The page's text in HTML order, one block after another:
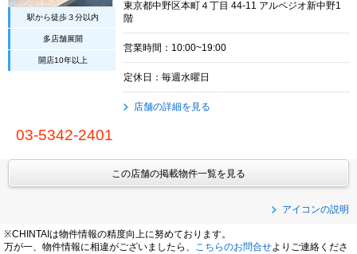
駅から徒歩３分以内
多店舗展開
開店10年以上
東京都中野区本町４丁目 44-11 アルペジオ新中野1
階
営業時間：10:00~19:00
定休日：毎週水曜日
店舗の詳細を見る
03-5342-2401
この店舗の掲載物件一覧を見る
アイコンの説明
※CHINTAIは物件情報の精度向上に努めております。
万が一、物件情報に相違がございましたら、
こちらのお問合せよりご連絡くださ